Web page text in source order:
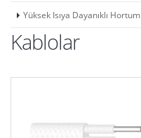
Yüksek Isıya Dayanıklı Hortum
Kablolar